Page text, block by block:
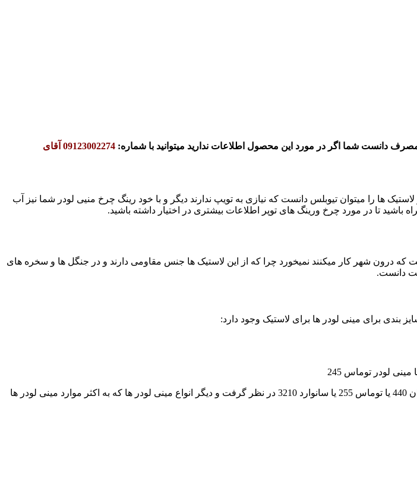
دانست شما اگر در مورد این محصول اطلاعات ندارید میتوانید با شماره:
09123002274 آقای
ها را میتوان تیوبلس دانست که نیازی به تویپ ندارند دیگر و با خود رینگ چرخ منیی لودر شما نیز آب
باشید تا در مورد چرخ ورینگ های توپر اطلاعات بیشتری در اختیار داشته باشید.
درون شهر کار میکنند نمیخورد چرا که از این لاستیک ها جنس مقاومی دارند و در جنگل ها و سخره های
دانست.
) یا مینی لودر دراج 781یا دوسان 440 یا توماس 255 یا سانوارد 3210 در نظر گرفت و دیگر انواع مینی لودر ها که به اکثر موارد مینی لودر ها